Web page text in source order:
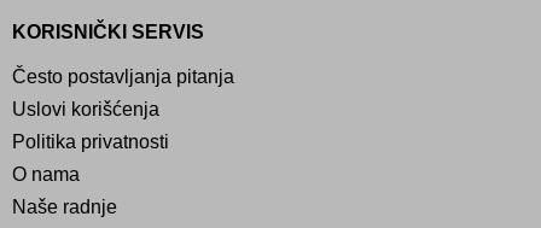
KORISNIČKI SERVIS
Često postavljanja pitanja
Uslovi korišćenja
Politika privatnosti
O nama
Naše radnje